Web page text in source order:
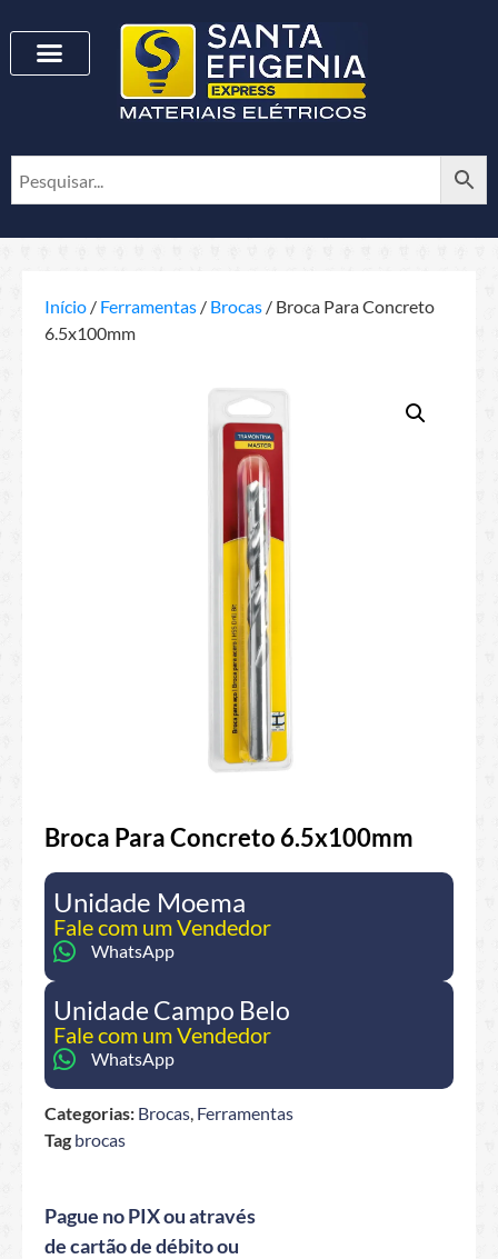
Início / Ferramentas / Brocas / Broca Para Concreto
6.5x100mm
Broca Para Concreto 6.5x100mm
Unidade Moema
Fale com um Vendedor
WhatsApp
Unidade Campo Belo
Fale com um Vendedor
WhatsApp
Categorias: Brocas, Ferramentas
Tag brocas
Pague no PIX ou através
de cartão de débito ou